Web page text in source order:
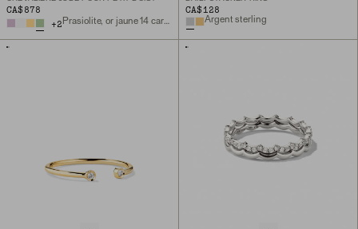
CA$878
+2 Prasiolite, or jaune 14 carats
CA$128
Argent sterling